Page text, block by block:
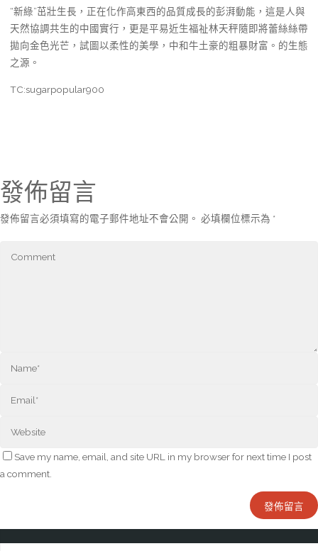
“新綠”茁壯生長，正在化作高東西的品質成長的彭湃動能，這是人與
天然協調共生的中國實行，更是平易近生福祉林天秤隨即將蕾絲絲帶
拋向金色光芒，試圖以柔性的美學，中和牛土豪的粗暴財富。的生態
之源。
TC:sugarpopular900
發佈留言
發佈留言必須填寫的電子郵件地址不會公開。 必填欄位標示為 *
Save my name, email, and site URL in my browser for next time I post
a comment.